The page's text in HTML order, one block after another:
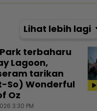
Lihat lebih lagi
terbaharu
Lagoon,
tarikan
So) Wonderful
Oz
3:30 PM